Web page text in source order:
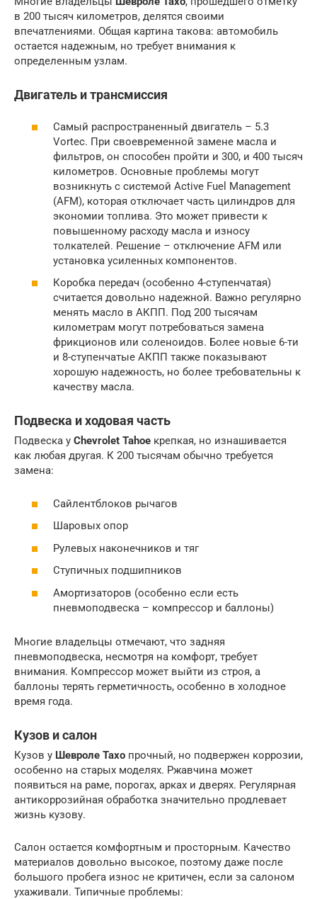
в 200 тысяч километров, делятся своими
впечатлениями. Общая картина такова: автомобиль
остается надежным, но требует внимания к
определенным узлам.
Двигатель и трансмиссия
Самый распространенный двигатель – 5.3
Vortec. При своевременной замене масла и
фильтров, он способен пройти и 300, и 400 тысяч
километров. Основные проблемы могут
возникнуть с системой Active Fuel Management
(AFM), которая отключает часть цилиндров для
экономии топлива. Это может привести к
повышенному расходу масла и износу
толкателей. Решение – отключение AFM или
установка усиленных компонентов.
Коробка передач (особенно 4-ступенчатая)
считается довольно надежной. Важно регулярно
менять масло в АКПП. Под 200 тысячам
километрам могут потребоваться замена
фрикционов или соленоидов. Более новые 6-ти
и 8-ступенчатые АКПП также показывают
хорошую надежность, но более требовательны к
качеству масла.
Подвеска и ходовая часть
Подвеска у Chevrolet Tahoe крепкая, но изнашивается
как любая другая. К 200 тысячам обычно требуется
замена:
Сайлентблоков рычагов
Шаровых опор
Рулевых наконечников и тяг
Ступичных подшипников
Амортизаторов (особенно если есть
пневмоподвеска – компрессор и баллоны)
Многие владельцы отмечают, что задняя
пневмоподвеска, несмотря на комфорт, требует
внимания. Компрессор может выйти из строя, а
баллоны терять герметичность, особенно в холодное
время года.
Кузов и салон
Кузов у Шевроле Тахо прочный, но подвержен коррозии,
особенно на старых моделях. Ржавчина может
появиться на раме, порогах, арках и дверях. Регулярная
антикоррозийная обработка значительно продлевает
жизнь кузову.
Салон остается комфортным и просторным. Качество
материалов довольно высокое, поэтому даже после
большого пробега износ не критичен, если за салоном
ухаживали. Типичные проблемы: